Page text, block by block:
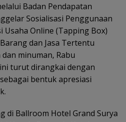
Badan Pendapatan
Sosialisasi Penggunaan
Usaha Online (Tapping Box)
dan Jasa Tertentu
minuman, Rabu
turut dirangkai dengan
bentuk apresiasi
di Ballroom Hotel Grand Surya